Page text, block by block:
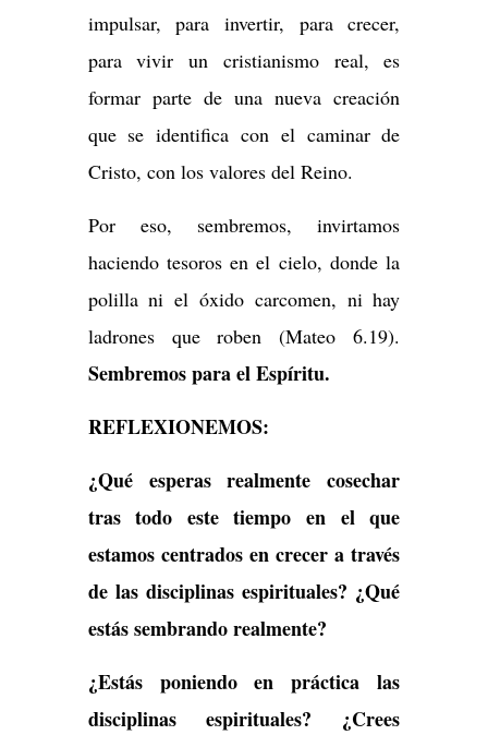
impulsar, para invertir, para crecer,
para vivir un cristianismo real, es
formar parte de una nueva creación
que se identifica con el caminar de
Cristo, con los valores del Reino.
Por eso, sembremos, invirtamos
haciendo tesoros en el cielo, donde la
polilla ni el óxido carcomen, ni hay
ladrones que roben (Mateo 6.19).
Sembremos para el Espíritu.
REFLEXIONEMOS:
¿Qué esperas realmente cosechar
tras todo este tiempo en el que
estamos centrados en crecer a través
de las disciplinas espirituales? ¿Qué
estás sembrando realmente?
¿Estás poniendo en práctica las
disciplinas espirituales? ¿Crees